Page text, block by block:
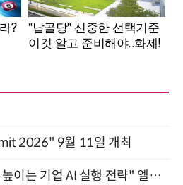
2026" 9월 11일 개최
"AI ROI 시대, 투자 성과 높이는 기업 AI 실행 전략" 엘타워 6층 (9월 18일)